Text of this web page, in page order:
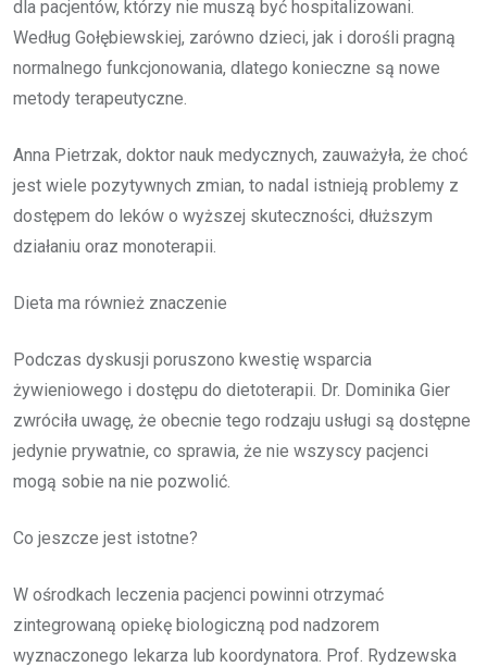
dla pacjentów, którzy nie muszą być hospitalizowani.
Według Gołębiewskiej, zarówno dzieci, jak i dorośli pragną
normalnego funkcjonowania, dlatego konieczne są nowe
metody terapeutyczne.
Anna Pietrzak, doktor nauk medycznych, zauważyła, że choć
jest wiele pozytywnych zmian, to nadal istnieją problemy z
dostępem do leków o wyższej skuteczności, dłuższym
działaniu oraz monoterapii.
Dieta ma również znaczenie
Podczas dyskusji poruszono kwestię wsparcia
żywieniowego i dostępu do dietoterapii. Dr. Dominika Gier
zwróciła uwagę, że obecnie tego rodzaju usługi są dostępne
jedynie prywatnie, co sprawia, że nie wszyscy pacjenci
mogą sobie na nie pozwolić.
Co jeszcze jest istotne?
W ośrodkach leczenia pacjenci powinni otrzymać
zintegrowaną opiekę biologiczną pod nadzorem
wyznaczonego lekarza lub koordynatora. Prof. Rydzewska